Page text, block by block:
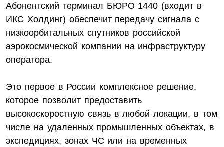
Абонентский терминал БЮРО 1440 (входит в
ИКС Холдинг) обеспечит передачу сигнала с
низкоорбитальных спутников российской
аэрокосмической компании на инфраструктуру
оператора.
Это первое в России комплексное решение,
которое позволит предоставить
высокоскоростную связь в любой локации, в том
числе на удаленных промышленных объектах, в
экспедициях, зонах ЧС или на временных